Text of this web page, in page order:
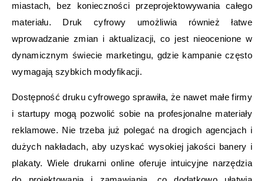
miastach, bez konieczności przeprojektowywania całego
materiału. Druk cyfrowy umożliwia również łatwe
wprowadzanie zmian i aktualizacji, co jest nieocenione w
dynamicznym świecie marketingu, gdzie kampanie często
wymagają szybkich modyfikacji.
Dostępność druku cyfrowego sprawiła, że nawet małe firmy
i startupy mogą pozwolić sobie na profesjonalne materiały
reklamowe. Nie trzeba już polegać na drogich agencjach i
dużych nakładach, aby uzyskać wysokiej jakości banery i
plakaty. Wiele drukarni online oferuje intuicyjne narzędzia